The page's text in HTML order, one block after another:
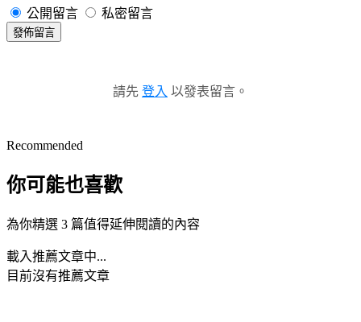
公開留言 私密留言
發佈留言
請先 登入 以發表留言。
Recommended
你可能也喜歡
為你精選 3 篇值得延伸閱讀的內容
載入推薦文章中...
目前沒有推薦文章